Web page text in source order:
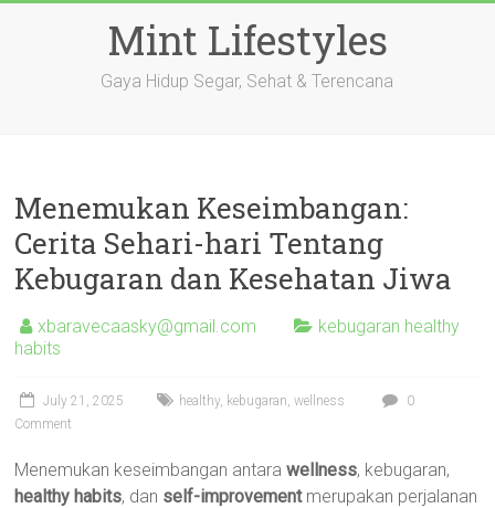
Mint Lifestyles
Gaya Hidup Segar, Sehat & Terencana
Menemukan Keseimbangan:
Cerita Sehari-hari Tentang
Kebugaran dan Kesehatan Jiwa
xbaravecaasky@gmail.com
kebugaran healthy
habits
July 21, 2025 healthy, kebugaran,wellness
0
Comment
Menemukan keseimbangan antarawellness, kebugaran,
healthy habits, dan self-improvementmerupakan perjalanan